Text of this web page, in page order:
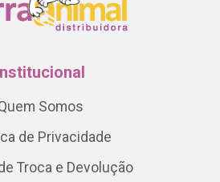
Somos
de Privacidade
Troca e Devolução